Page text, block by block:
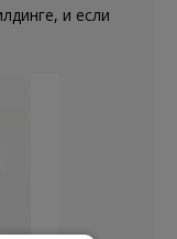
и если